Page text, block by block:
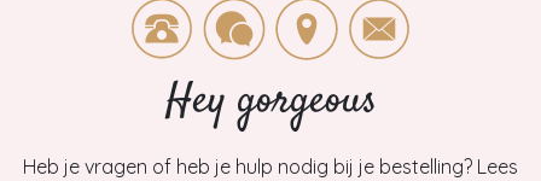
Hey gorgeous
Heb je vragen of heb je hulp nodig bij je bestelling? Lees